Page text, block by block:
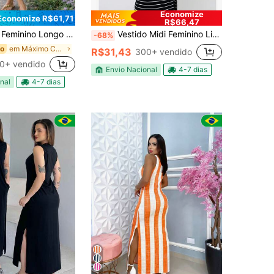
R$61,71
Moda Blogueira Soltinho Confortável Algodão Premium
em Máximo Conforto Vestidos Femininos
vendido
4-7 dias
Economize
R$66,47
-68% Vestido Midi Feminino Listrado com Fenda Lateral – Estilo e Conforto
R$31,43 300+ vendido
Envio Nacional 4-7 dias